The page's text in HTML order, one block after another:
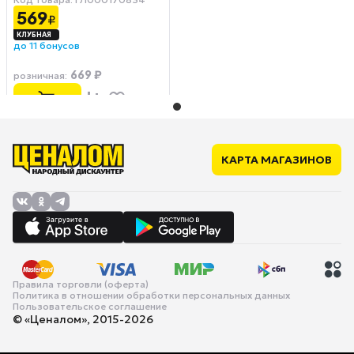
зеленый
569₽
до 11 бонусов
розничная: 669 ₽
КАРТА МАГАЗИНОВ
Правила торговли (оферта)
Политика в отношении обработки персональных данных
Пользовательское соглашение
© «Ценалом», 2015-2026